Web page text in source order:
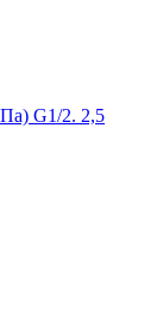
G1/2. 2,5